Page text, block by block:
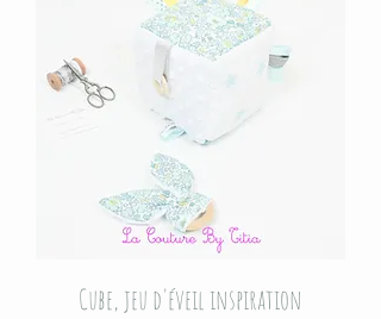
Cube, jeu d'éveil inspiration